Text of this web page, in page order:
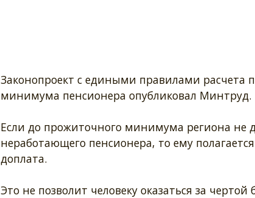
Законопроект с едиными правилами расчета
минимума пенсионера опубликовал Минтруд.
Если до прожиточного минимума региона не
неработающего пенсионера, то ему
доплата.
Это не позволит человеку оказаться за чертой